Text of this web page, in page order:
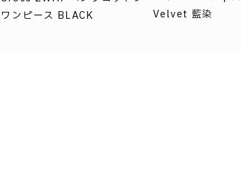
ワンピース BLACK
Velvet 藍染